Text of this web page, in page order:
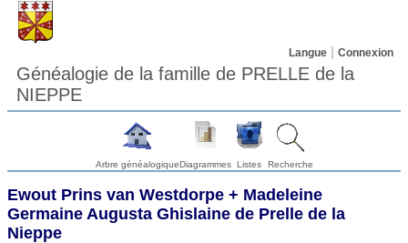
Langue Connexion
Généalogie de la famille de PRELLE de la
NIEPPE
Arbre généalogiqueDiagrammes Listes Recherche
Ewout Prins van Westdorpe + Madeleine
Germaine Augusta Ghislaine de Prelle de la
Nieppe